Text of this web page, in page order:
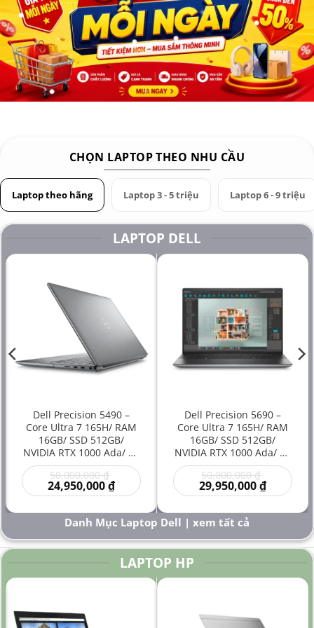
màn hình chạy song song
Card 1 màn hình: Intel UHD 630 (Bộ nhớ đồ họa lên
đến 16Gb)
Card 2 đồ họa rời: NVIDIA Quadro P1000 hoặc
P2000 (Bộ nhớ đồ họa lên đến 20Gb)
hoặc 1.000GB
Pin Battery: Nguyên zin theo máy
Trọng lượng Weight: 1.5 kg
CHỌN LAPTOP THEO NHU CẦU
Laptop theo hãng Laptop 3 - 5 triệu Laptop 6 - 9 triệu
LAPTOP DELL
Dell Precision 5490 –
Core Ultra 7 165H/ RAM
16GB/ SSD 512GB/
NVIDIA RTX 1000 Ada/ 14
inch – Laptop
Workstation Đồ Họa Siêu
Gọn Hiệu Năng Cao Giá
50,000,000₫
gốc
là:
50,000,000 ₫.
24,950,000₫Giá
hiện
là:
24,950,000 ₫.
Dell Precision 5690 –
Core Ultra 7 165H/ RAM
16GB/ SSD 512GB/
NVIDIA RTX 1000 Ada/ 16
inch – Laptop
Workstation Cao Cấp Đồ
Họa Kỹ Thuật Sáng Tạo
50,000,000₫
gốc
là:
29,950,000₫Giá
hiện
là:
₫.
Danh Mục Laptop Dell | xem tất cả
LAPTOP HP